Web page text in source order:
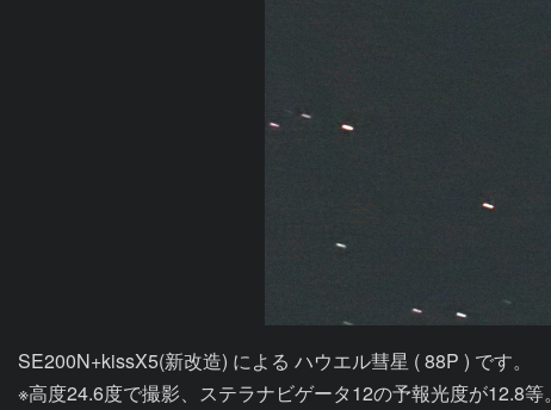
SE200N+kissX5(新改造) による ハウエル彗星 ( 88P ) です。
※高度24.6度で撮影、ステラナビゲータ12の予報光度が12.8等。